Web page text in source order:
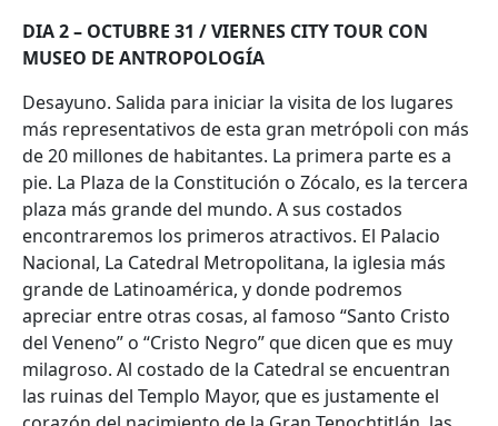
DIA 2 – OCTUBRE 31 / VIERNES CITY TOUR CON
MUSEO DE ANTROPOLOGÍA
Desayuno. Salida para iniciar la visita de los lugares
más representativos de esta gran metrópoli con más
de 20 millones de habitantes. La primera parte es a
pie. La Plaza de la Constitución o Zócalo, es la tercera
plaza más grande del mundo. A sus costados
encontraremos los primeros atractivos. El Palacio
Nacional, La Catedral Metropolitana, la iglesia más
grande de Latinoamérica, y donde podremos
apreciar entre otras cosas, al famoso “Santo Cristo
del Veneno” o “Cristo Negro” que dicen que es muy
milagroso. Al costado de la Catedral se encuentran
las ruinas del Templo Mayor, que es justamente el